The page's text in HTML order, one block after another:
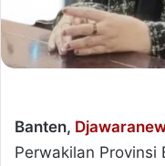
Banten,
Perwakilan Provinsi